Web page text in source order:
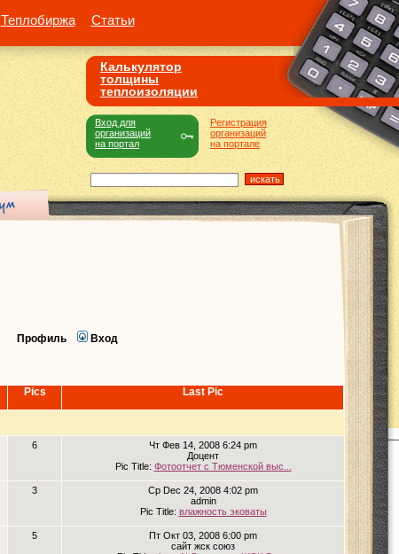
Теплобиржа Статьи
Калькулятор
толщины
теплоизоляции
Регистрация
организаций
на портале
Вход для
организаций
на портал
Профиль Вход
Pics Last Pic
6
Чт Фев 14, 2008 6:24 pm
Доцент
Pic Title: Фотоотчет с Тюменской выс...
3
Ср Dec 24, 2008 4:02 pm
admin
Pic Title: влажность эковаты
5
Пт Окт 03, 2008 6:00 pm
сайт жск союз